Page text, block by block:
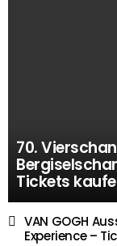
70.
Tickets
VAN GOGH
Experience –